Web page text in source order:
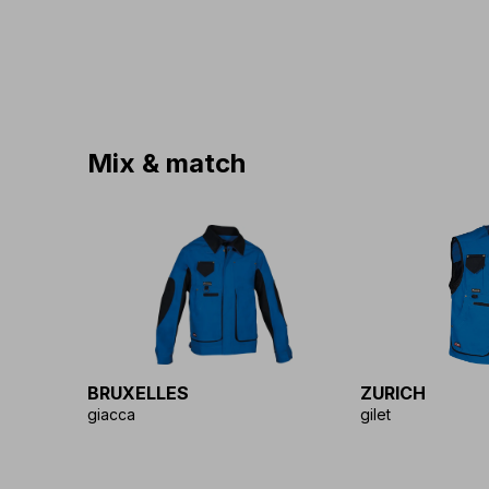
Mix & match
BRUXELLES
giacca
ZURICH
gilet